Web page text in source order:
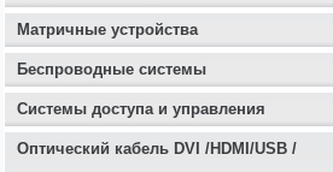
Матричные устройства
Беспроводные системы
Системы доступа и управления
Оптичеcкий кабель DVI /HDMI/USB /